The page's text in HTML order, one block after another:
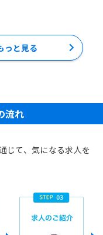
っと見る
流れ
じて、気になる求人を